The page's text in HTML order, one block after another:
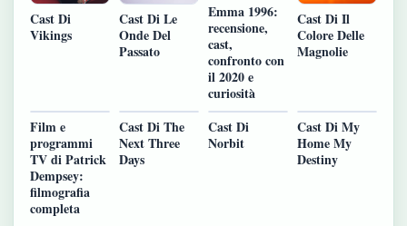
Cast Di
Vikings
Cast Di Le
Onde Del
Passato
Emma 1996:
recensione,
cast,
confronto con
il 2020 e
curiosità
Cast Di Il
Colore Delle
Magnolie
Film e
programmi
TV di Patrick
Dempsey:
filmografia
completa
Cast Di The
Next Three
Days
Cast Di
Norbit
Cast Di My
Home My
Destiny